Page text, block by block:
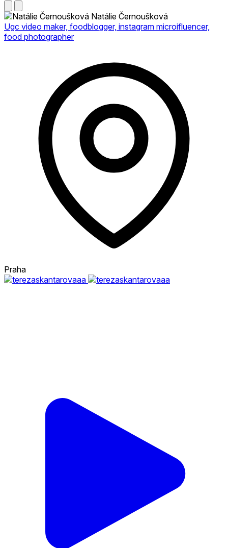
Natálie Černoušková
Ugc video maker, foodblogger, instagram microifluencer,
food photographer
Praha